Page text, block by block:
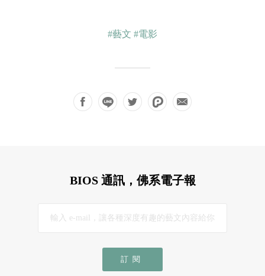
#藝文 #電影
BIOS 通訊，佛系電子報
訂閱